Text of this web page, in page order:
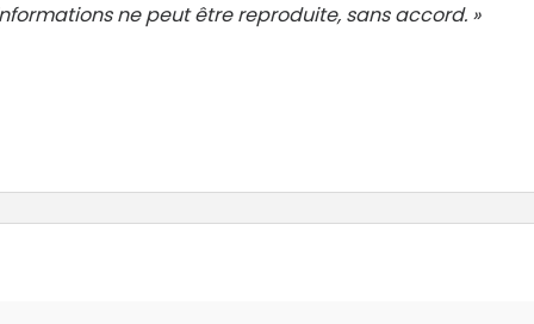
ne peut être reproduite, sans accord. »